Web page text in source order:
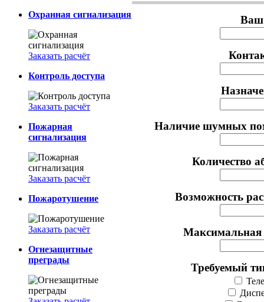
Охранная сигнализация
Заказать расчёт
Контроль доступа
Заказать расчёт
Пожарная
сигнализация
Заказать расчёт
Пожаротушение
Заказать расчёт
Огнезащитные
преграды
Ваш
Наличие шумных
Количество
Возможность
Максимальная
Требуемый